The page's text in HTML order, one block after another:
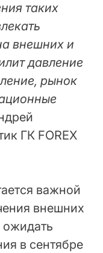
таких
внешних и
давление
рынок
ГК FOREX
важной
внешних
ожидать
в сентябре